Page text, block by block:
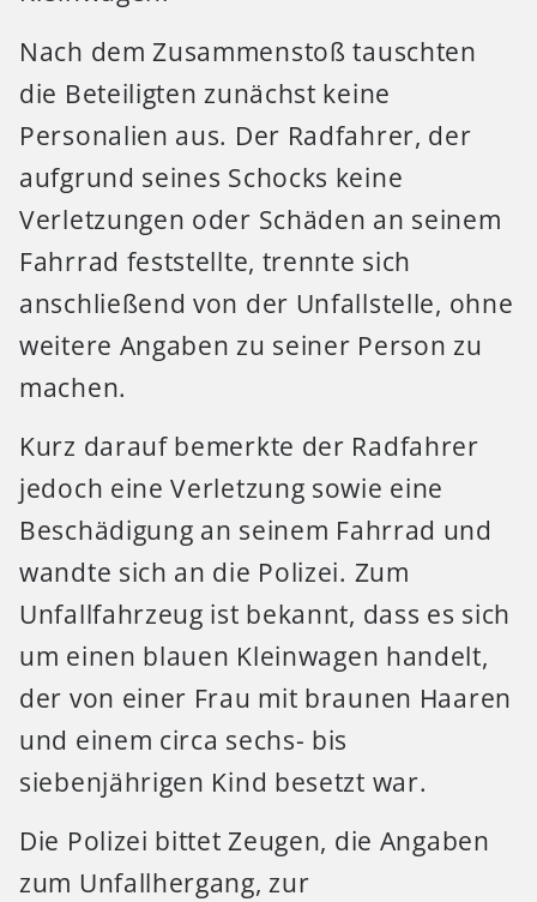
Nach dem Zusammenstoß tauschten
die Beteiligten zunächst keine
Personalien aus. Der Radfahrer, der
aufgrund seines Schocks keine
Verletzungen oder Schäden an seinem
Fahrrad feststellte, trennte sich
anschließend von der Unfallstelle, ohne
weitere Angaben zu seiner Person zu
machen.
Kurz darauf bemerkte der Radfahrer
jedoch eine Verletzung sowie eine
Beschädigung an seinem Fahrrad und
wandte sich an die Polizei. Zum
Unfallfahrzeug ist bekannt, dass es sich
um einen blauen Kleinwagen handelt,
der von einer Frau mit braunen Haaren
und einem circa sechs- bis
siebenjährigen Kind besetzt war.
Die Polizei bittet Zeugen, die Angaben
zum Unfallhergang, zur